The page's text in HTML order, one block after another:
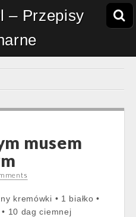
– Przepisy
musem
kremówki • 1 białko •
10 dag ciemnej